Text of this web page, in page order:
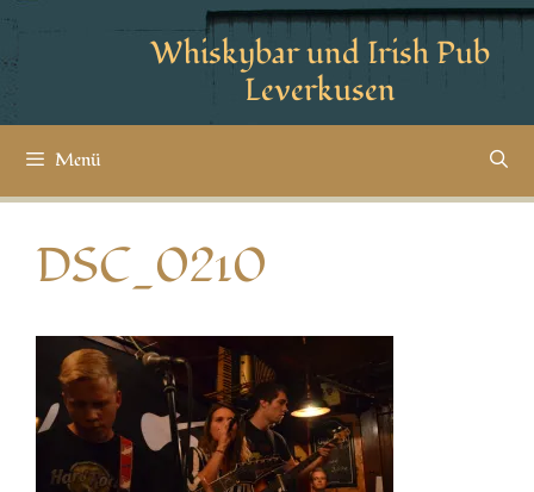
Whiskybar und Irish Pub
Leverkusen
Menü
DSC_0210